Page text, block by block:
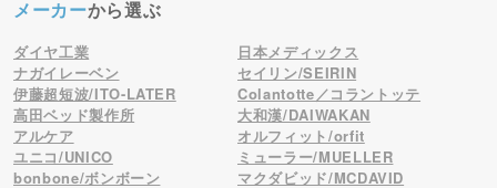
メーカーから選ぶ
ダイヤ工業
日本メディックス
ナガイレーベン
セイリン/SEIRIN
伊藤超短波/ITO-LATER
Colantotte／コラントッテ
高田ベッド製作所
大和漢/DAIWAKAN
アルケア
オルフィット/orfit
ユニコ/UNICO
ミューラー/MUELLER
bonbone/ボンボーン
マクダビッド/MCDAVID